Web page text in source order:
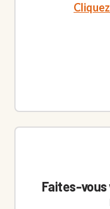
418 543-3767
Du lundi au
Dolbeau-Mistassini,
418 276-1573
Gatineau
Faites-